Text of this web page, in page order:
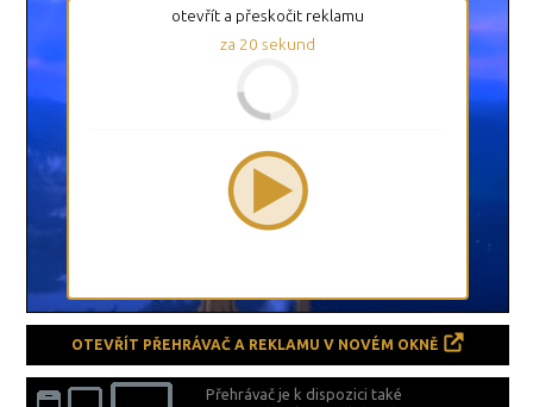
otevřít a přeskočit reklamu
za 20 sekund
OTEVŘÍT PŘEHRÁVAČ A REKLAMU V NOVÉM OKNĚ
Přehrávač je k dispozici také